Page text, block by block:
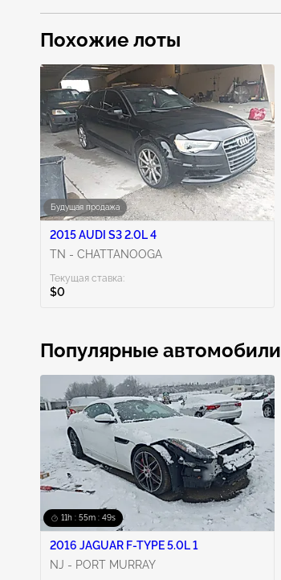
Похожие лоты
Будущая продажа
2015 AUDI S3 2.0L 4
TN - CHATTANOOGA
Текущая ставка:
$0
Популярные автомобили
11h : 55m : 48s
2016 JAGUAR F-TYPE 5.0L 1
NJ - PORT MURRAY